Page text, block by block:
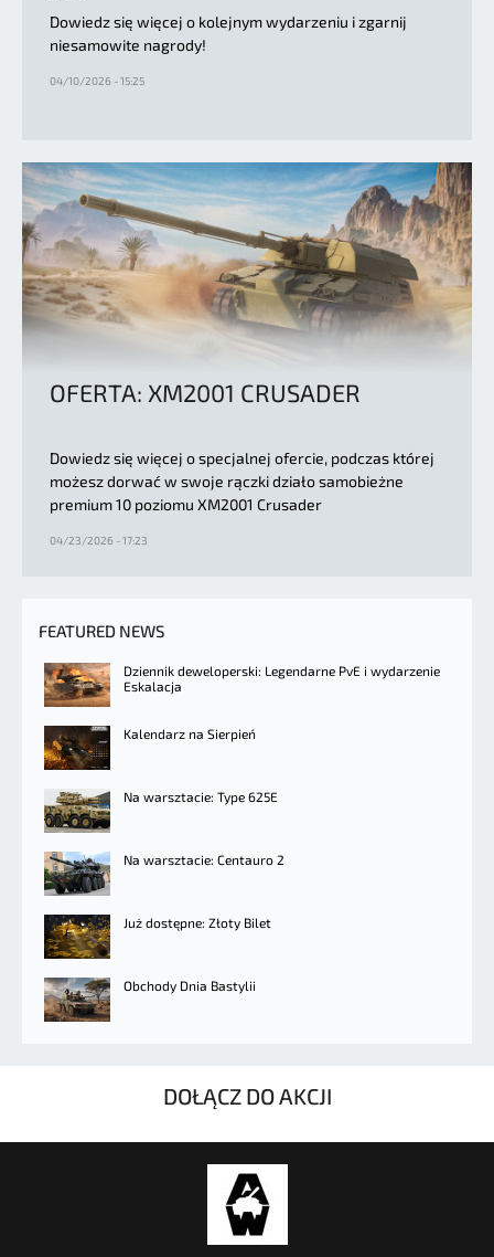
Dowiedz się więcej o kolejnym wydarzeniu i zgarnij
niesamowite nagrody!
04/10/2026 - 15:25
OFERTA: XM2001 CRUSADER
Dowiedz się więcej o specjalnej ofercie, podczas której
możesz dorwać w swoje rączki działo samobieżne
premium 10 poziomu XM2001 Crusader
04/23/2026 - 17:23
FEATURED NEWS
Dziennik deweloperski: Legendarne PvE i wydarzenie
Eskalacja
Kalendarz na Sierpień
Na warsztacie: Type 625E
Na warsztacie: Centauro 2
Już dostępne: Złoty Bilet
Obchody Dnia Bastylii
DOŁĄCZ DO AKCJI